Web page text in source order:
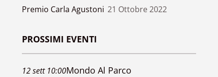
Premio Carla Agustoni 21 Ottobre 2022
PROSSIMI EVENTI
12sett 10:00Mondo Al Parco